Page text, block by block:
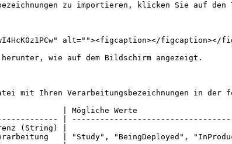
zu importieren, klicken Sie auf
alt=""><figcaption></figcaption></
wie auf dem Bildschirm angezeigt.
mit Ihren Verarbeitungsbezeichnungen in der
| Mögliche Werte
|
(String) |
| "Study", "BeingDeployed",